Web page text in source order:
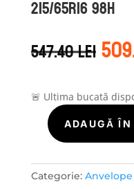
215/65R16 98H
547.40lei
🚨 Ultima bucată
Cantitate
Continental
ECOCONTACT
6
ADAUGĂ ÎN
Categorie: